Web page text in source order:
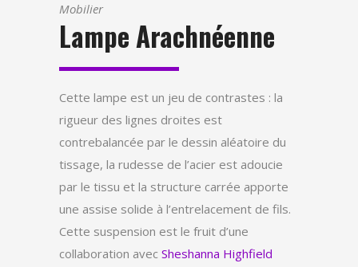
Mobilier
Lampe Arachnéenne
Cette lampe est un jeu de contrastes : la
rigueur des lignes droites est
contrebalancée par le dessin aléatoire du
tissage, la rudesse de l’acier est adoucie
par le tissu et la structure carrée apporte
une assise solide à l’entrelacement de fils.
Cette suspension est le fruit d’une
collaboration avec Sheshanna Highfield